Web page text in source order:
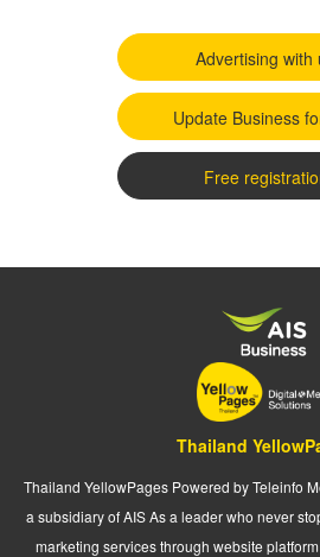
Advertising with
Update Business
Free
Thailand
Thailand YellowPages Powered by Teleinfo
a subsidiary of AIS As a leader who never
marketing services through website